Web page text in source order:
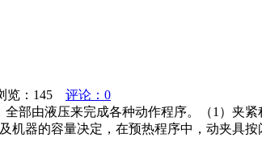
： 145
评论：0
部由液压来完成各种动作程序。（1）夹
器的容量决定，在预热程序中，动夹具